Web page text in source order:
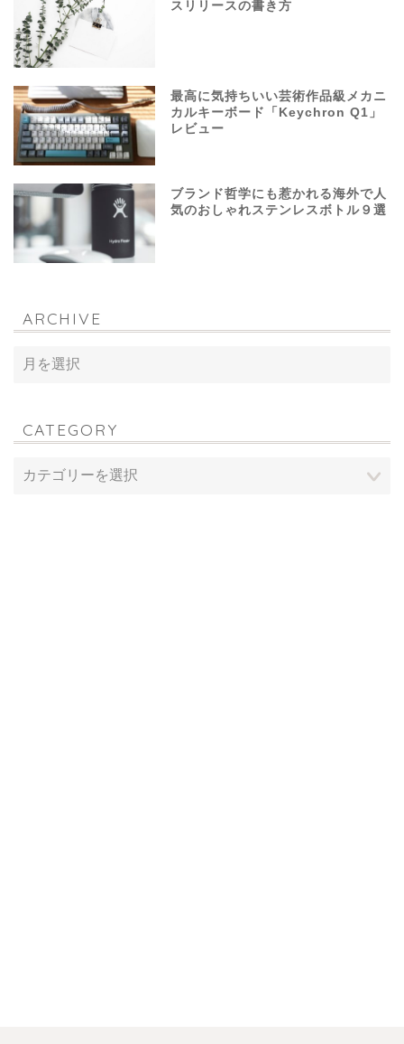
スリリースの書き方
最高に気持ちいい芸術作品級メカニ
カルキーボード「Keychron Q1」
レビュー
ブランド哲学にも惹かれる海外で人
気のおしゃれステンレスボトル９選
ARCHIVE
CATEGORY